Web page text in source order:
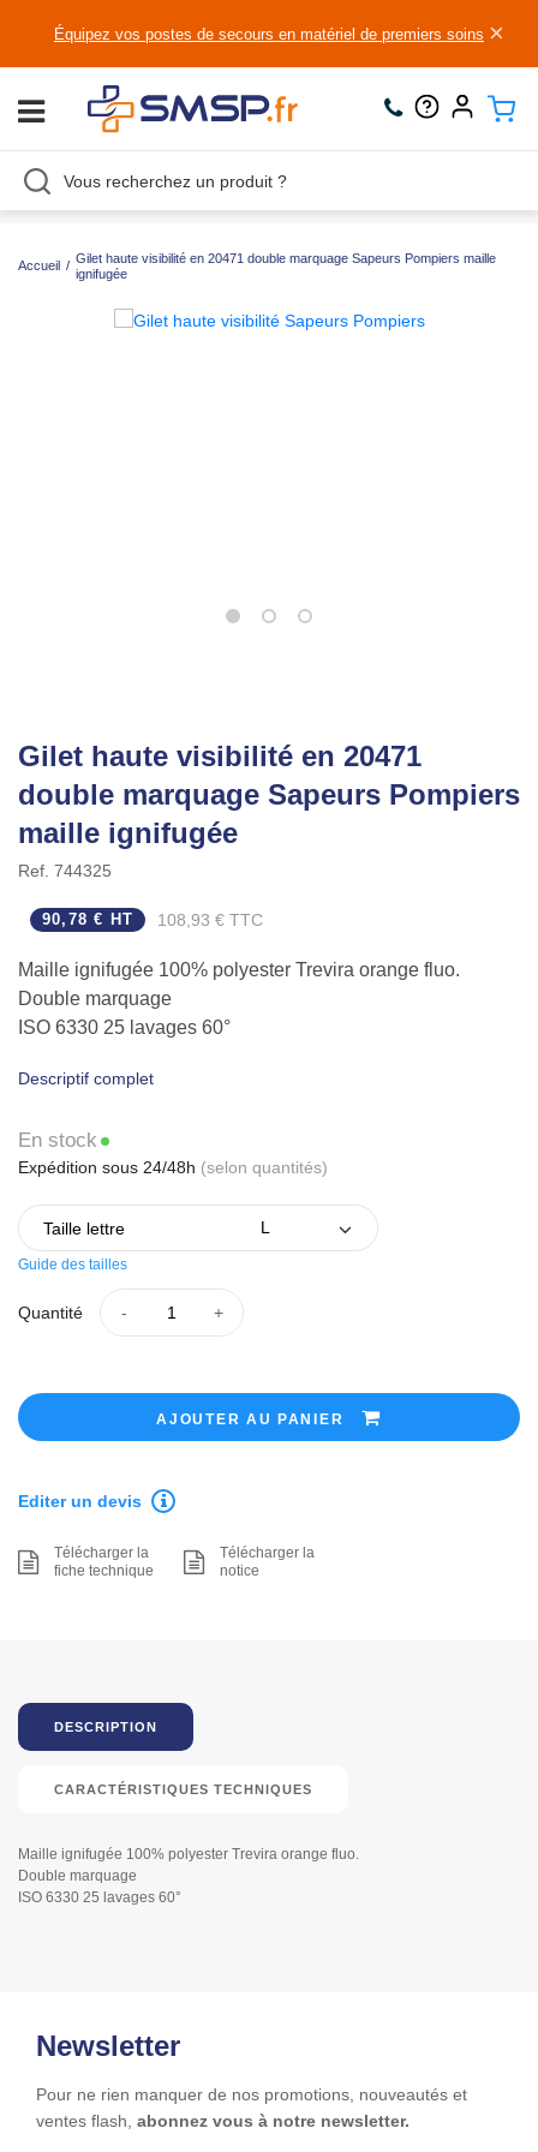
Équipez vos postes de secours en matériel de premiers soins ×
Accueil /
Gilet haute visibilité en 20471 double marquage Sapeurs Pompiers maille
ignifugée
Gilet haute visibilité en 20471
double marquage Sapeurs Pompiers
maille ignifugée
Ref. 744325
90,78 € HT 108,93 € TTC
Maille ignifugée 100% polyester Trevira orange fluo.
Double marquage
ISO 6330 25 lavages 60°
Descriptif complet
En stock
Expédition sous 24/48h (selon quantités)
Taille lettre
Guide des tailles
Quantité
AJOUTER AU PANIER
Editer un devis
Télécharger la
fiche technique
Télécharger la
notice
DESCRIPTION
CARACTÉRISTIQUES TECHNIQUES
Maille ignifugée 100% polyester Trevira orange fluo.
Double marquage
ISO 6330 25 lavages 60°
Newsletter
Pour ne rien manquer de nos promotions, nouveautés et
ventes flash, abonnez vous à notre newsletter.